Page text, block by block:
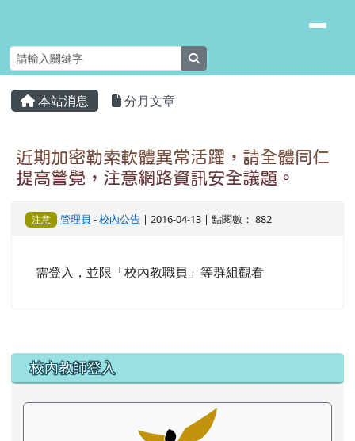
主內容區域
本站消息 分月文章
近期加密勒索軟體異常活躍，請全體同仁
提高警覺，注意網路資訊安全議題。
注意 管理員 -校內公告| 2016-04-13 | 點閱數： 882
需登入，並限「校內教職員」等群組觀看
左邊區域內容
校內教師登入
頁尾區域